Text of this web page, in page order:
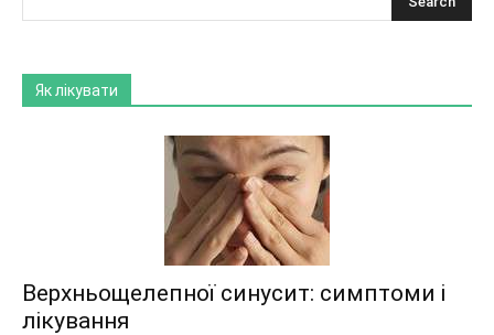
Як лікувати
Верхньощелепної синусит: симптоми і
лікування